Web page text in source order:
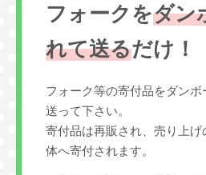
フォークをダン
れて送るだけ！
フォーク等の寄付品をダン
送って下さい。
寄付品は再販され、売り上げ
体へ寄付されます。